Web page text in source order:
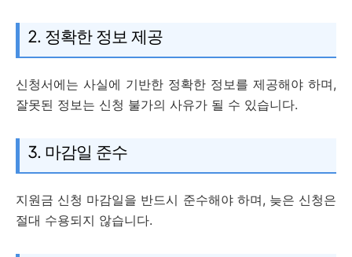
2. 정확한 정보 제공
신청서에는 사실에 기반한 정확한 정보를 제공해야 하며,
잘못된 정보는 신청 불가의 사유가 될 수 있습니다.
3. 마감일 준수
지원금 신청 마감일을 반드시 준수해야 하며, 늦은 신청은
절대 수용되지 않습니다.